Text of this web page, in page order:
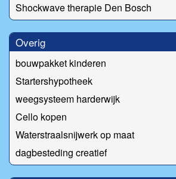
Shockwave therapie Den Bosch
Overig
bouwpakket kinderen
Startershypotheek
weegsysteem harderwijk
Cello kopen
Waterstraalsnijwerk op maat
dagbesteding creatief